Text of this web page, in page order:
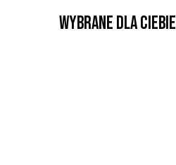
Wybrane dla Ciebie